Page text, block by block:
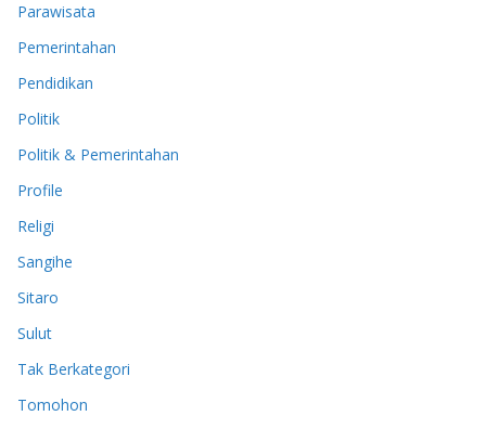
Parawisata
Pemerintahan
Pendidikan
Politik
Politik & Pemerintahan
Profile
Religi
Sangihe
Sitaro
Sulut
Tak Berkategori
Tomohon